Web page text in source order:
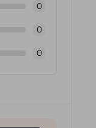
0
0
0